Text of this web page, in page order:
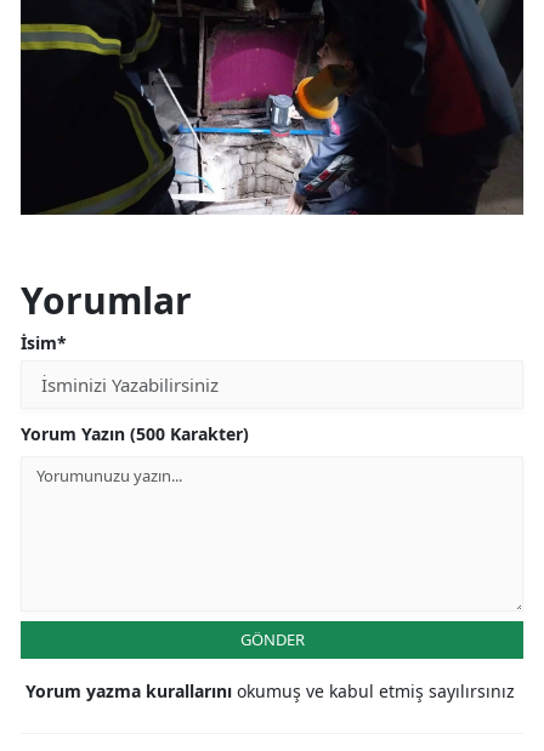
Yorumlar
İsim*
Yorum Yazın (500 Karakter)
GÖNDER
Yorum yazma kurallarını okumuş ve kabul etmiş sayılırsınız